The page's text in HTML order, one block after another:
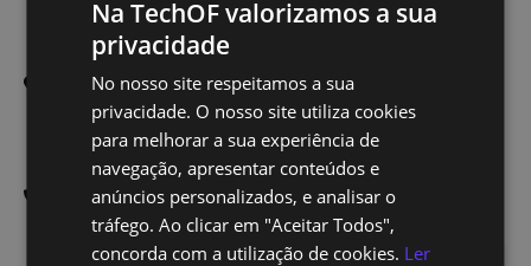
Edifício Smart
1.1A 1º E
1990-207 Lisboa
300 601 738
(Custo de uma chamada
nacional)
Inscrição
Sobre Nós
Blog
Contactos
Na TechOF valorizamos a sua
privacidade
No nosso site respeitamos a sua
privacidade. O nosso site utiliza cookies
para melhorar a sua experiência de
navegação, apresentar conteúdos e
anúncios personalizados, e analisar o
tráfego. Ao clicar em "Aceitar Todos",
concorda com a utilização de cookies. Ler